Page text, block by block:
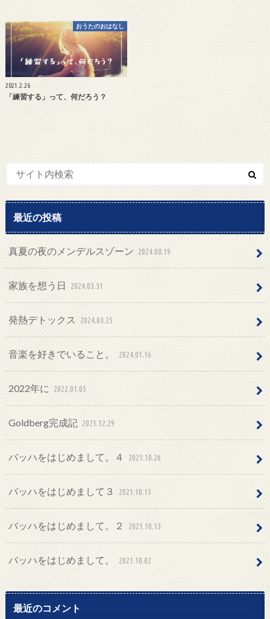
おうたのおはなし
2021.2.26
「練習する」って、何だろう？
最近の投稿
真夏の夜のメンデルスゾーン 2024.08.19
家族を想う日 2024.03.31
発熱デトックス 2024.03.25
音楽を好きでいること。 2024.01.16
2022年に 2022.01.05
Goldberg完成記 2021.12.29
バッハをはじめまして。４ 2021.10.26
バッハをはじめまして３ 2021.10.15
バッハをはじめまして。２ 2021.10.13
バッハをはじめまして。 2021.10.02
最近のコメント